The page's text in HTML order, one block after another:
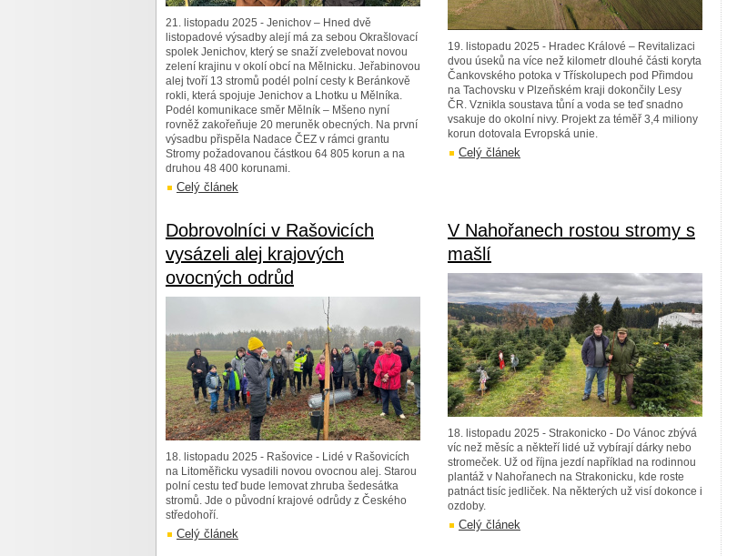
21. listopadu 2025 - Jenichov – Hned dvě
listopadové výsadby alejí má za sebou Okrašlovací
spolek Jenichov, který se snaží zvelebovat novou
zelení krajinu v okolí obcí na Mělnicku. Jeřabinovou
alej tvoří 13 stromů podél polní cesty k Beránkově
rokli, která spojuje Jenichov a Lhotku u Mělníka.
Podél komunikace směr Mělník – Mšeno nyní
rovněž zakořeňuje 20 meruněk obecných. Na první
výsadbu přispěla Nadace ČEZ v rámci grantu
Stromy požadovanou částkou 64 805 korun a na
druhou 48 400 korunami.
Celý článek
19. listopadu 2025 - Hradec Králové – Revitalizaci
dvou úseků na více než kilometr dlouhé části koryta
Čankovského potoka v Třískolupech pod Přimdou
na Tachovsku v Plzeňském kraji dokončily Lesy
ČR. Vznikla soustava tůní a voda se teď snadno
vsakuje do okolní nivy. Projekt za téměř 3,4 miliony
korun dotovala Evropská unie.
Celý článek
Dobrovolníci v Rašovicích
vysázeli alej krajových
ovocných odrůd
18. listopadu 2025 - Rašovice - Lidé v Rašovicích
na Litoměřicku vysadili novou ovocnou alej. Starou
polní cestu teď bude lemovat zhruba šedesátka
stromů. Jde o původní krajové odrůdy z Českého
středohoří.
Celý článek
V Nahořanech rostou stromy s
mašlí
18. listopadu 2025 - Strakonicko - Do Vánoc zbývá
víc než měsíc a někteří lidé už vybírají dárky nebo
stromeček. Už od října jezdí například na rodinnou
plantáž v Nahořanech na Strakonicku, kde roste
patnáct tisíc jedliček. Na některých už visí dokonce i
ozdoby.
Celý článek